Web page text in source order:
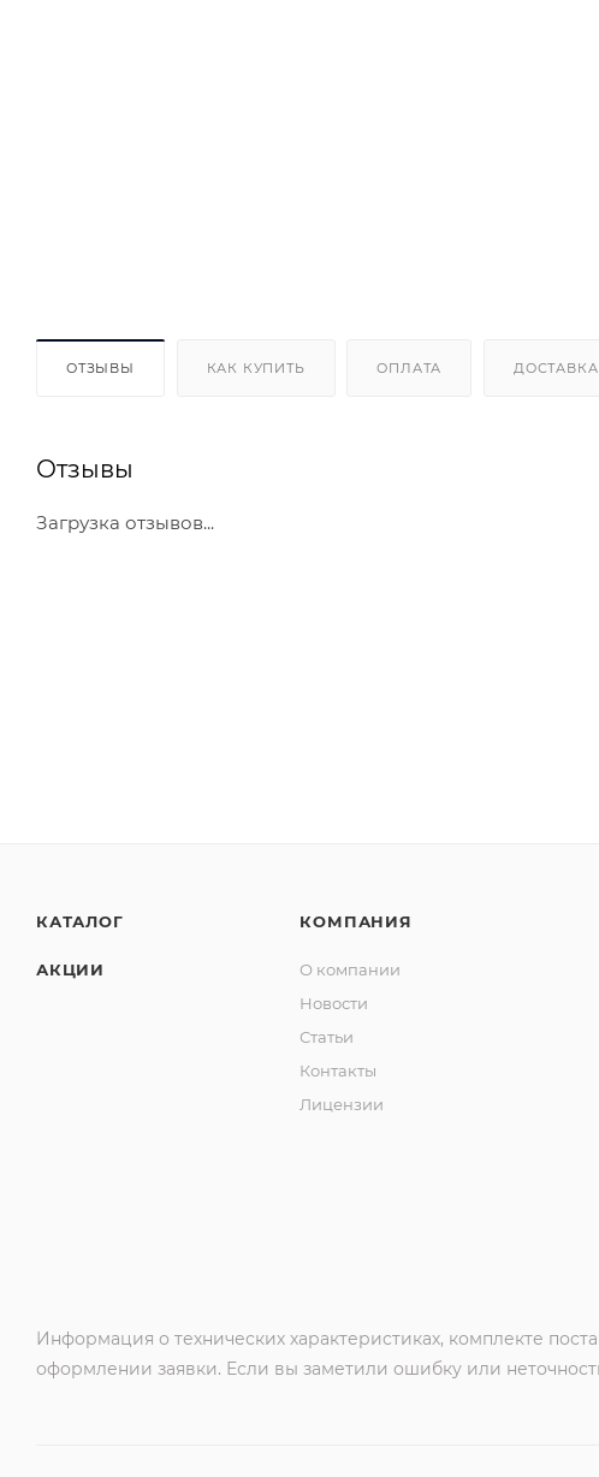
ОТЗЫВЫ КАК КУПИТЬ ОПЛАТА ДОСТАВКА
Отзывы
Загрузка отзывов...
КАТАЛОГ
АКЦИИ
КОМПАНИЯ
О компании
Новости
Статьи
Контакты
Лицензии
Информация о технических характеристиках, комплекте
оформлении заявки. Если вы заметили ошибку или